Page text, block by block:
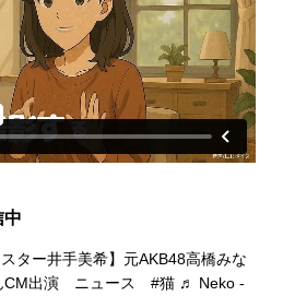
ター井手美希】元AKB48高橋みな
CM出演 ニュース #猫 ♬ Neko -